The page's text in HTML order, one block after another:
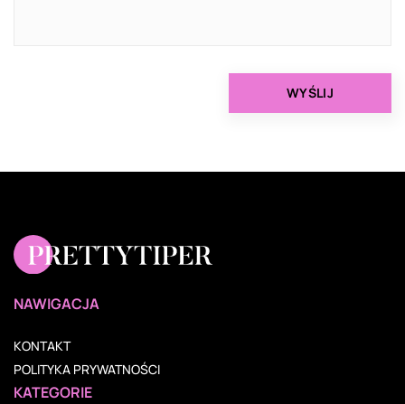
NAWIGACJA
KONTAKT
POLITYKA PRYWATNOŚCI
KATEGORIE